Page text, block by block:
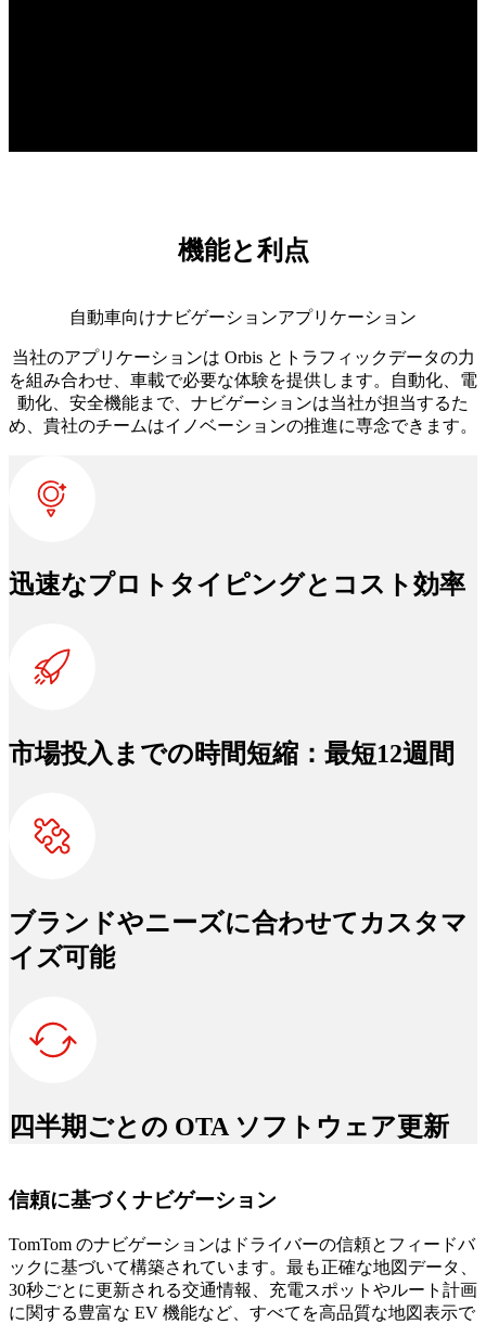
機能と利点
自動車向けナビゲーションアプリケーション
当社のアプリケーションは Orbis とトラフィックデータの力
を組み合わせ、車載で必要な体験を提供します。自動化、電
動化、安全機能まで、ナビゲーションは当社が担当するた
め、貴社のチームはイノベーションの推進に専念できます。
迅速なプロトタイピングとコスト効率
市場投入までの時間短縮：最短12週間
ブランドやニーズに合わせてカスタマ
イズ可能
四半期ごとの OTA ソフトウェア更新
信頼に基づくナビゲーション
TomTom のナビゲーションはドライバーの信頼とフィードバ
ックに基づいて構築されています。最も正確な地図データ、
30秒ごとに更新される交通情報、充電スポットやルート計画
に関する豊富な EV 機能など、すべてを高品質な地図表示で